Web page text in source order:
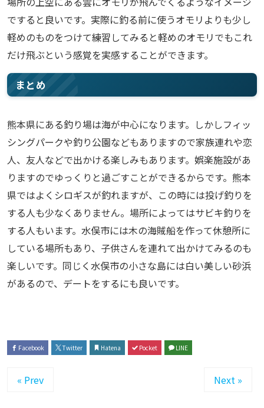
ですると良いです。実際に釣る前に使うオモリよりも少し
軽めのものをつけて練習してみると軽めのオモリでもこれ
だけ飛ぶという感覚を実感することができます。
まとめ
熊本県にある釣り場は海が中心になります。しかしフィッ
シングパークや釣り公園などもありますので家族連れや恋
人、友人などで出かける楽しみもあります。娯楽施設があ
りますのでゆっくりと過ごすことができるからです。熊本
県ではよくシロギスが釣れますが、この時には投げ釣りを
する人も少なくありません。場所によってはサビキ釣りを
する人もいます。水俣市には木の海賊船を作って休憩所に
している場所もあり、子供さんを連れて出かけてみるのも
楽しいです。同じく水俣市の小さな島には白い美しい砂浜
があるので、デートをするにも良いです。
Facebook Twitter Hatena Pocket LINE
« Prev Next »